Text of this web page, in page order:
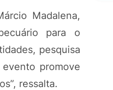
Madalena,
para o
pesquisa
promove
ressalta.